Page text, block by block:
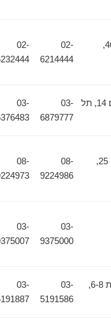
02-
6214444
02-
6232444
יד חרוצים 14, תל
03-
6879777
03-
5376483
הר עצמון 25,
08-
9224986
08-
9224973
03-
9375000
03-
9375007
אחוזת בית 6-8,
03-
5191586
03-
5191887